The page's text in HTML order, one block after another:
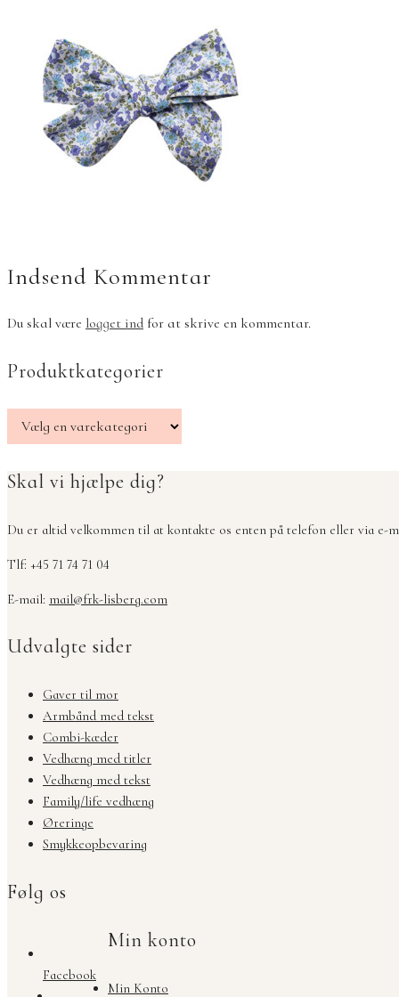
Indsend Kommentar
Du skal være logget ind for at skrive en kommentar.
Produktkategorier
Skal vi hjælpe dig?
Du er altid velkommen til at kontakte os enten på telefon eller via e-
Tlf: +45 71 74 71 04
E-mail: mail@frk-lisberg.com
Udvalgte sider
Gaver til mor
Armbånd med tekst
Combi-kæder
Vedhæng med titler
Vedhæng med tekst
Family/life vedhæng
Øreringe
Smykkeopbevaring
Følg os
Facebook
Min konto
Min Konto